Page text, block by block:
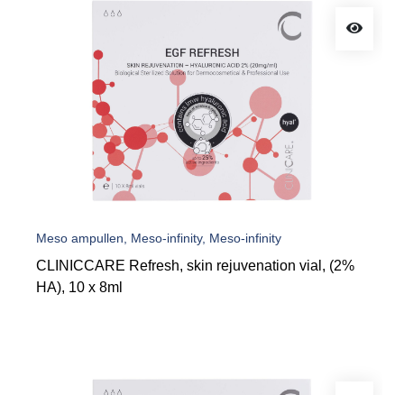
Meso ampullen, Meso-infinity, Meso-infinity
CLINICCARE Refresh, skin rejuvenation vial, (2%
HA), 10 x 8ml